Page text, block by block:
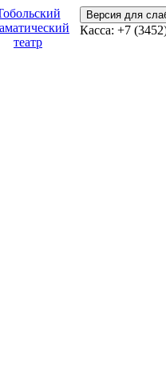
театр
Версия для
Касса: +7